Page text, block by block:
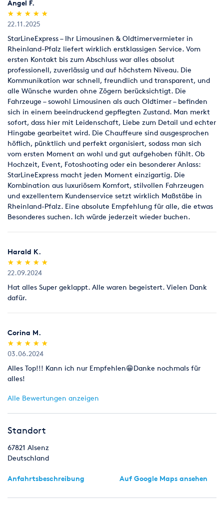
Angel F.
(*)
★
★
(*) ★
★
(*) ★
★
(*) ★
★
(*) ★
★
22.11.2025
StarLineExpress – Ihr Limousinen & Oldtimervermieter in
Rheinland-Pfalz liefert wirklich erstklassigen Service. Vom
ersten Kontakt bis zum Abschluss war alles absolut
professionell, zuverlässig und auf höchstem Niveau. Die
Kommunikation war schnell, freundlich und transparent, und
alle Wünsche wurden ohne Zögern berücksichtigt. Die
Fahrzeuge – sowohl Limousinen als auch Oldtimer – befinden
sich in einem beeindruckend gepflegten Zustand. Man merkt
sofort, dass hier mit Leidenschaft, Liebe zum Detail und echter
Hingabe gearbeitet wird. Die Chauffeure sind ausgesprochen
höflich, pünktlich und perfekt organisiert, sodass man sich
vom ersten Moment an wohl und gut aufgehoben fühlt. Ob
Hochzeit, Event, Fotoshooting oder ein besonderer Anlass:
StarLineExpress macht jeden Moment einzigartig. Die
Kombination aus luxuriösem Komfort, stilvollen Fahrzeugen
und exzellentem Kundenservice setzt wirklich Maßstäbe in
Rheinland-Pfalz. Eine absolute Empfehlung für alle, die etwas
Besonderes suchen. Ich würde jederzeit wieder buchen.
Harald K.
(*)
★
★
(*) ★
★
(*) ★
★
(*) ★
★
(*) ★
★
22.09.2024
Hat alles Super geklappt. Alle waren begeistert. Vielen Dank
dafür.
Corina M.
(*)
★
★
(*) ★
★
(*) ★
★
(*) ★
★
(*) ★
★
03.06.2024
Alles Top!!! Kann ich nur Empfehlen😁Danke nochmals für
alles!
Alle Bewertungen anzeigen
Standort
67821 Alsenz
Deutschland
Anfahrtsbeschreibung Auf Google Maps ansehen